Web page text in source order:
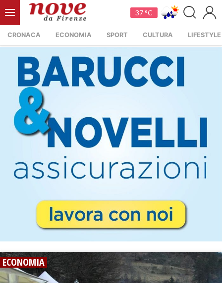
37 °C
CRONACA ECONOMIA SPORT CULTURA LIFESTYLE
ECONOMIA